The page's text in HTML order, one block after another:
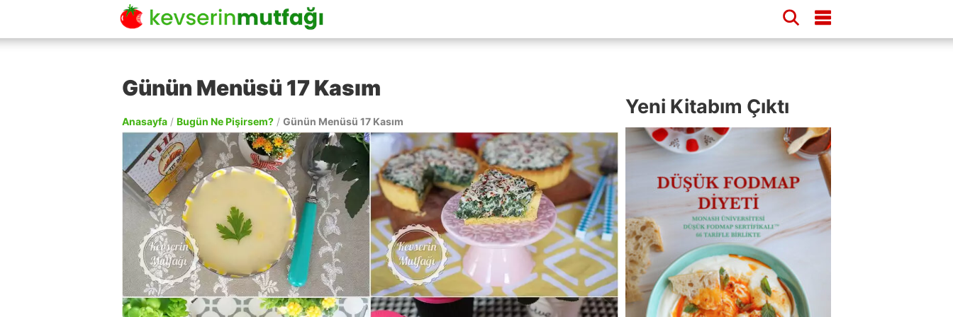
Günün Menüsü 17 Kasım
Anasayfa / Bugün Ne Pişirsem? / Günün Menüsü 17 Kasım
Yeni Kitabım Çıktı